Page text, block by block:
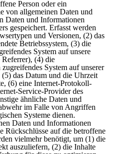
Person oder ein
von allgemeinen Daten und
Daten und Informationen
gespeichert. Erfasst werden
und Versionen, (2) das
Betriebssystem, (3) die
System auf unsere
Referrer), (4) die
System auf unserer
(5) das Datum und die Uhrzeit
(6) eine Internet-Protokoll-
Service-Provider des
ähnliche Daten und
im Falle von Angriffen
Systeme dienen.
Daten und Informationen
Rückschlüsse auf die betroffene
vielmehr benötigt, um (1) die
auszuliefern, (2) die Inhalte